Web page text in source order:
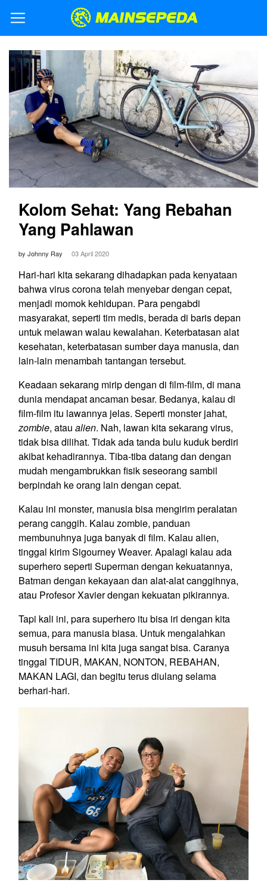
Kolom Sehat: Yang Rebahan
Yang Pahlawan
by Johnny Ray 03 April 2020
Hari-hari kita sekarang dihadapkan pada kenyataan
bahwa virus corona telah menyebar dengan cepat,
menjadi momok kehidupan. Para pengabdi
masyarakat, seperti tim medis, berada di baris depan
untuk melawan walau kewalahan. Keterbatasan alat
kesehatan, keterbatasan sumber daya manusia, dan
lain-lain menambah tantangan tersebut.
Keadaan sekarang mirip dengan di film-film, di mana
dunia mendapat ancaman besar. Bedanya, kalau di
film-film itu lawannya jelas. Seperti monster jahat,
zombie, atau alien. Nah, lawan kita sekarang virus,
tidak bisa dilihat. Tidak ada tanda bulu kuduk berdiri
akibat kehadirannya. Tiba-tiba datang dan dengan
mudah mengambrukkan fisik seseorang sambil
berpindah ke orang lain dengan cepat.
Kalau ini monster, manusia bisa mengirim peralatan
perang canggih. Kalau zombie, panduan
membunuhnya juga banyak di film. Kalau alien,
tinggal kirim Sigourney Weaver. Apalagi kalau ada
superhero seperti Superman dengan kekuatannya,
Batman dengan kekayaan dan alat-alat canggihnya,
atau Profesor Xavier dengan kekuatan pikirannya.
Tapi kali ini, para superhero itu bisa iri dengan kita
semua, para manusia biasa. Untuk mengalahkan
musuh bersama ini kita juga sangat bisa. Caranya
tinggal TIDUR, MAKAN, NONTON, REBAHAN,
MAKAN LAGI, dan begitu terus diulang selama
berhari-hari.